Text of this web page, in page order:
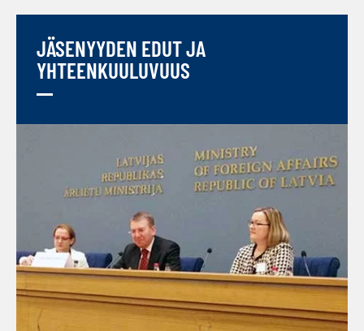
JÄSENYYDEN EDUT JA
YHTEENKUULUVUUS